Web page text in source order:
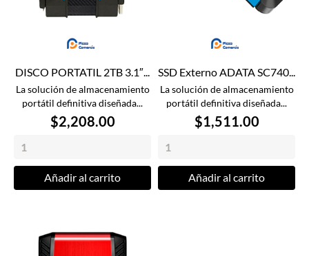
DISCO PORTATIL 2TB 3.1″...
La solución de almacenamiento
portátil definitiva diseñada...
$2,208.00
Añadir al carrito
SSD Externo ADATA SC740...
La solución de almacenamiento
portátil definitiva diseñada...
$1,511.00
Añadir al carrito